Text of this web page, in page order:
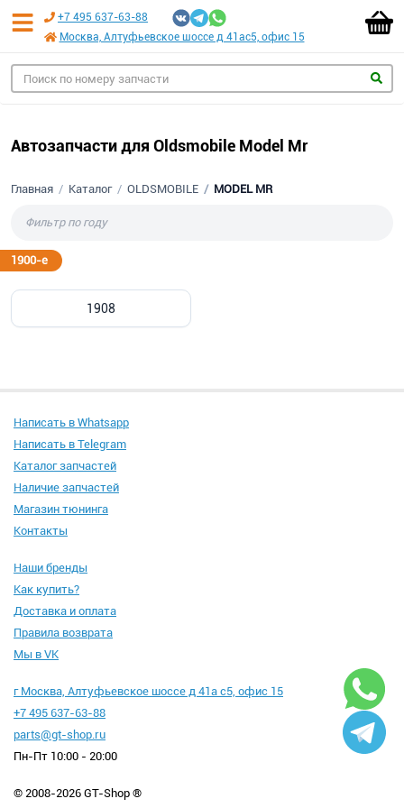
+7 495 637-63-88
Москва, Алтуфьевское шоссе д 41ас5, офис 15
Автозапчасти для Oldsmobile Model Mr
Главная Каталог OLDSMOBILE MODEL MR
1900-е
1908
Написать в Whatsapp
Написать в Telegram
Каталог запчастей
Наличие запчастей
Магазин тюнинга
Контакты
Наши бренды
Как купить?
Доставка и оплата
Правила возврата
Мы в VK
г Москва, Алтуфьевское шоссе д 41а с5, офис 15
+7 495 637-63-88
parts@gt-shop.ru
Пн-Пт 10:00 - 20:00
© 2008-2026 GT-Shop ®